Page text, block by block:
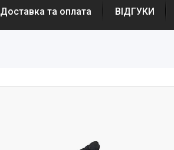
Доставка та оплата ВІДГУКИ